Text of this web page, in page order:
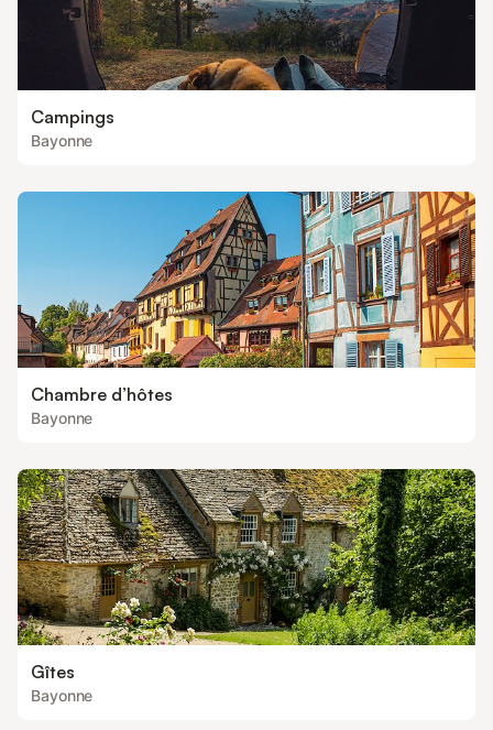
Campings
Bayonne
Chambre d’hôtes
Bayonne
Gîtes
Bayonne